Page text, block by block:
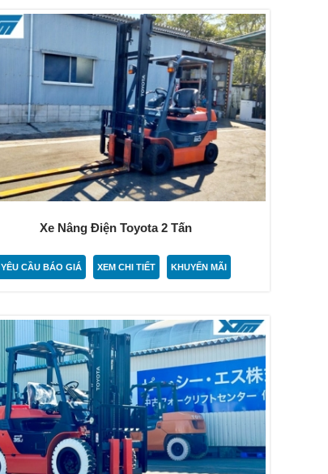
Xe Nâng Điện Toyota 2 Tấn
YÊU CẦU BÁO GIÁ XEM CHI TIẾT KHUYẾN MÃI